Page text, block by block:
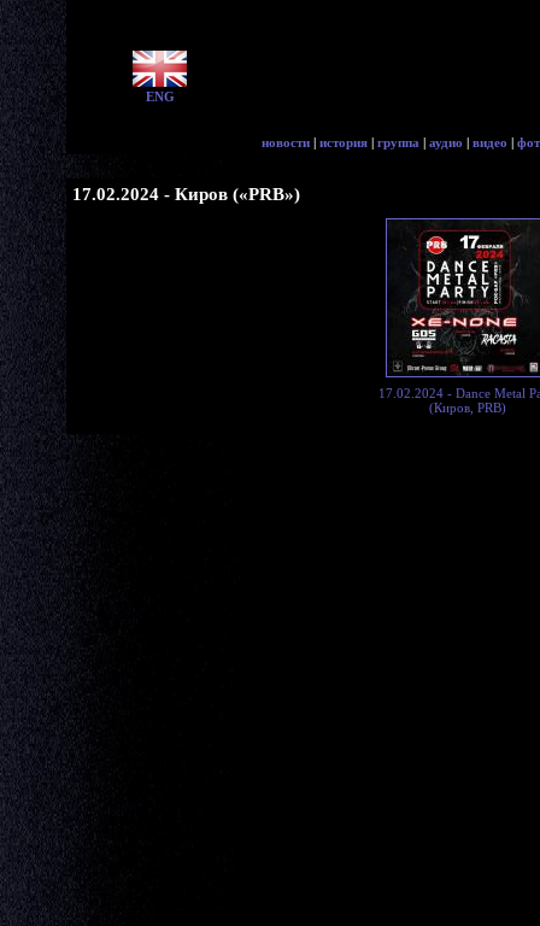
ENG
новости | история | группа | аудио | видео |
17.02.2024 - Киров («PRB»)
17.02.2024 - Dance Metal
(Киров, PRB)